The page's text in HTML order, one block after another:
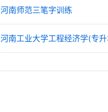
河南师范三笔字训练
河南工业大学工程经济学(专